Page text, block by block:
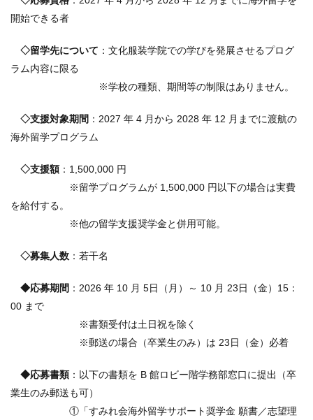
開始できる者
◇留学先について ：文化服装学院での学びを発展させるプログ
ラム内容に限る
※学校の種類、期間等の制限はありません。
◇支援対象期間 ：2027 年 4 月から 2028 年 12 月までに渡航の
海外留学プログラム
◇支援額：1,500,000 円
※留学プログラムが 1,500,000 円以下の場合は実費
を給付する。
※他の留学支援奨学金と併用可能。
◇募集人数 ：若干名
◆応募期間 ：2026 年 10 月 5日（月）～ 10 月 23日（金）15：
00 まで
※書類受付は土日祝を除く
※郵送の場合（卒業生のみ）は 23日（金）必着
◆応募書類 ：以下の書類を B 館ロビー階学務部窓口に提出（卒
業生のみ郵送も可）
①「すみれ会海外留学サポート奨学金 願書／志望理